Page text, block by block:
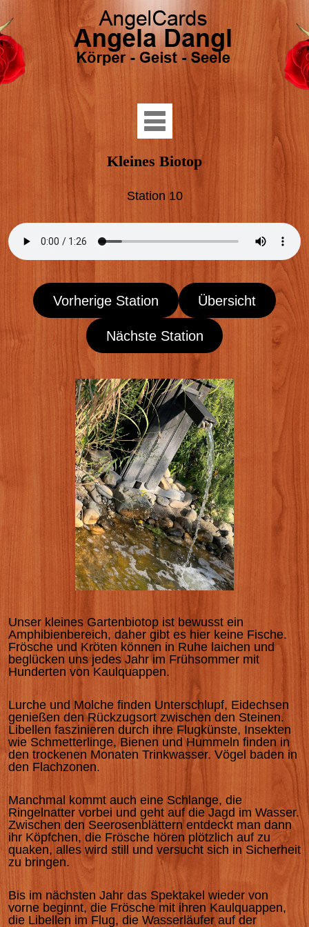
Kleines Biotop
Station 10
Vorherige Station Übersicht
Nächste Station
Unser kleines Gartenbiotop ist bewusst ein
Amphibienbereich, daher gibt es hier keine Fische.
Frösche und Kröten können in Ruhe laichen und
beglücken uns jedes Jahr im Frühsommer mit
Hunderten von Kaulquappen.
Lurche und Molche finden Unterschlupf, Eidechsen
genießen den Rückzugsort zwischen den Steinen.
Libellen faszinieren durch ihre Flugkünste, Insekten
wie Schmetterlinge, Bienen und Hummeln finden in
den trockenen Monaten Trinkwasser. Vögel baden in
den Flachzonen.
Manchmal kommt auch eine Schlange, die
Ringelnatter vorbei und geht auf die Jagd im Wasser.
Zwischen den Seerosenblättern entdeckt man dann
ihr Köpfchen, die Frösche hören plötzlich auf zu
quaken, alles wird still und versucht sich in Sicherheit
zu bringen.
Bis im nächsten Jahr das Spektakel wieder von
vorne beginnt, die Frösche mit ihren Kaulquappen,
die Libellen im Flug, die Wasserläufer auf der